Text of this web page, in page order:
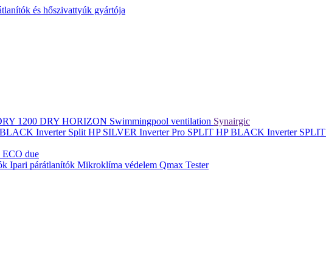
és hőszivattyúk gyártója
1200 DRY HORIZON Swimmingpool ventilation Synairgic
Inverter Split HP SILVER Inverter Pro SPLIT HP BLACK Inverter SPLIT
due
Ipari párátlanítók Mikroklíma védelem Qmax Tester